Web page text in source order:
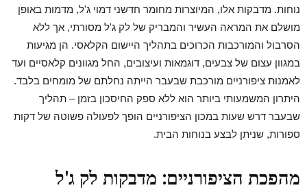
נוחות. מדבקות אלו, המיוצרות מחומר חדשני דמוי ג'ל, מדמות באופן
מושלם את המראה העשיר והמבריק של לק ג'ל מסורתי, אך ללא
הסרבול והמורכבות הכרוכים בתהליך היישום הקלאסי. הן מגיעות
במגוון עצום של צבעים, דוגמאות ועיצובים, החל מגוונים קלאסיים ועד
לאמנות ציפורניים מורכבת שבעבר הייתה נחלתם של מומחים בלבד.
היתרון המשמעותי ביותר הוא ללא ספק החיסכון בזמן – תהליך
שבעבר דרש שעות במכון הציפורניים הופך לפעולה פשוטה של דקות
ספורות, שניתן לבצע בנוחות הבית.
מהפכת הציפורניים: מדבקות לק ג'ל